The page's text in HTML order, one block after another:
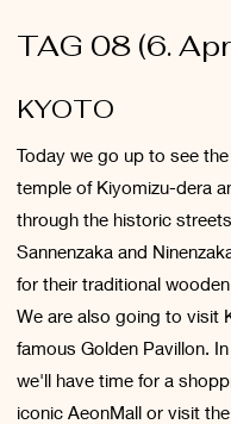
TAG 08 (6.
KYOTO
Today we go up to see
temple of Kiyomizu-dera
through the historic
Sannenzaka and
for their traditional
We are also going to visit
famous Golden Pavillon.
we'll have time for a
iconic AeonMall or visit